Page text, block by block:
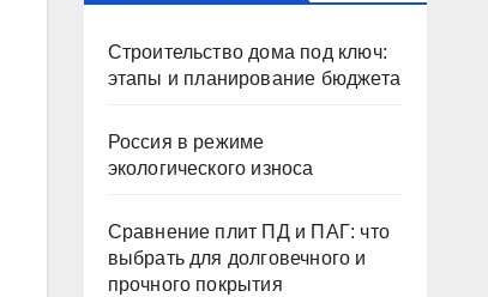
Строительство дома под ключ:
этапы и планирование бюджета
Россия в режиме
экологического износа
Сравнение плит ПД и ПАГ: что
выбрать для долговечного и
прочного покрытия